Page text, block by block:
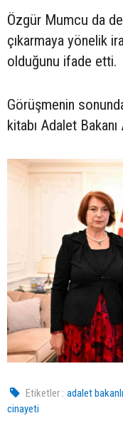
Özgür Mumcu da
çıkarmaya yönelik
olduğunu ifade etti.
Görüşmenin
kitabı Adalet
Etiketler : adalet
cinayeti